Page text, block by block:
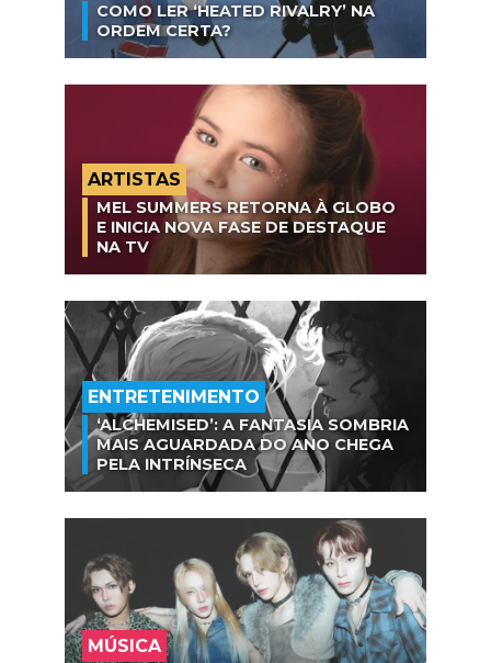
COMO LER ‘HEATED RIVALRY’ NA
ORDEM CERTA?
ARTISTAS
MEL SUMMERS RETORNA À GLOBO
E INICIA NOVA FASE DE DESTAQUE
NA TV
ENTRETENIMENTO
‘ALCHEMISED’: A FANTASIA SOMBRIA
MAIS AGUARDADA DO ANO CHEGA
PELA INTRÍNSECA
MÚSICA